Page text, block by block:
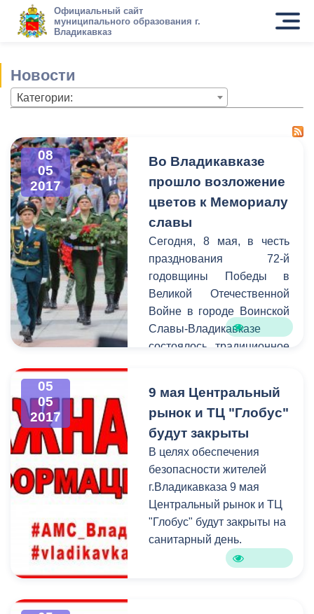
Официальный сайт
муниципального образования г.
Владикавказ
Новости
Категории:
08
05
2017
Во Владикавказе
прошло возложение
цветов к Мемориалу
славы
Сегодня, 8 мая, в честь
празднования 72-й
годовщины Победы в
Великой Отечественной
Войне в городе Воинской
Славы-Владикавказе
состоялось традиционное
ВОВ. В столице Северной
Осетии-Алании памятные
мероприятия прошли
единовременно у
памятника дважды Героя
СССР Иссы Плиева,
«Рубежа обороны
Владикавказа», памятника
Петру Барбашову.
05
05
2017
9 мая Центральный
рынок и ТЦ "Глобус"
будут закрыты
В целях обеспечения
безопасности жителей
г.Владикавказа 9 мая
Центральный рынок и ТЦ
"Глобус" будут закрыты на
санитарный день.